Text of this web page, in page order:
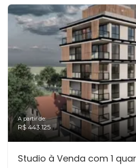
A partir de:
R$ 443.125
Studio à Venda com 1